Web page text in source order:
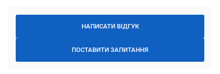
НАПИСАТИ ВІДГУК
ПОСТАВИТИ ЗАПИТАННЯ